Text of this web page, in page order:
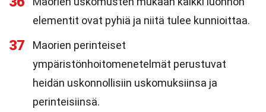
elementit ovat pyhiä ja niitä tulee kunnioittaa.
37
Maorien perinteiset
ympäristönhoitomenetelmät perustuvat
heidän uskonnollisiin uskomuksiinsa ja
perinteisiinsä.